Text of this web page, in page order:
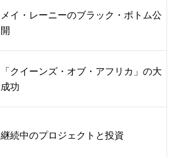
メイ・レーニーのブラック・ボトム公
開
「クイーンズ・オブ・アフリカ」の大
成功
継続中のプロジェクトと投資